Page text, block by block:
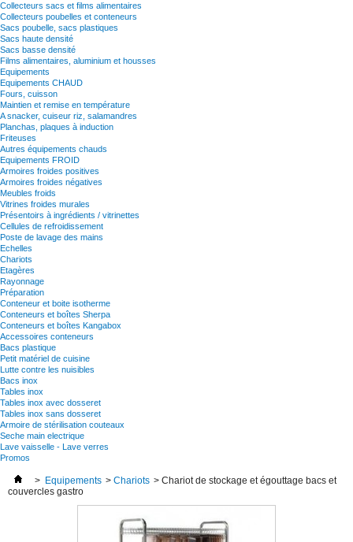
Collecteurs sacs et films alimentaires
Collecteurs poubelles et conteneurs
Sacs poubelle, sacs plastiques
Sacs haute densité
Sacs basse densité
Films alimentaires, aluminium et housses
Equipements
Equipements CHAUD
Fours, cuisson
Maintien et remise en température
A snacker, cuiseur riz, salamandres
Planchas, plaques à induction
Friteuses
Autres équipements chauds
Equipements FROID
Armoires froides positives
Armoires froides négatives
Meubles froids
Vitrines froides murales
Présentoirs à ingrédients / vitrinettes
Cellules de refroidissement
Poste de lavage des mains
Echelles
Chariots
Etagères
Rayonnage
Préparation
Conteneur et boite isotherme
Conteneurs et boîtes Sherpa
Conteneurs et boîtes Kangabox
Accessoires conteneurs
Bacs plastique
Petit matériel de cuisine
Lutte contre les nuisibles
Bacs inox
Tables inox
Tables inox avec dosseret
Tables inox sans dosseret
Armoire de stérilisation couteaux
Seche main electrique
Lave vaisselle - Lave verres
Promos
> Equipements > Chariots > Chariot de stockage et égouttage bacs et
couvercles gastro